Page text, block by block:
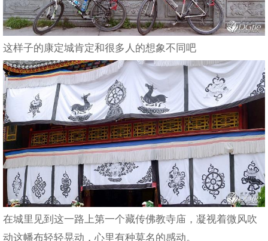
这样子的康定城肯定和很多人的想象不同吧
在城里见到这一路上第一个藏传佛教寺庙，凝视着微风吹
动这幡布轻轻晃动，心里有种莫名的感动。